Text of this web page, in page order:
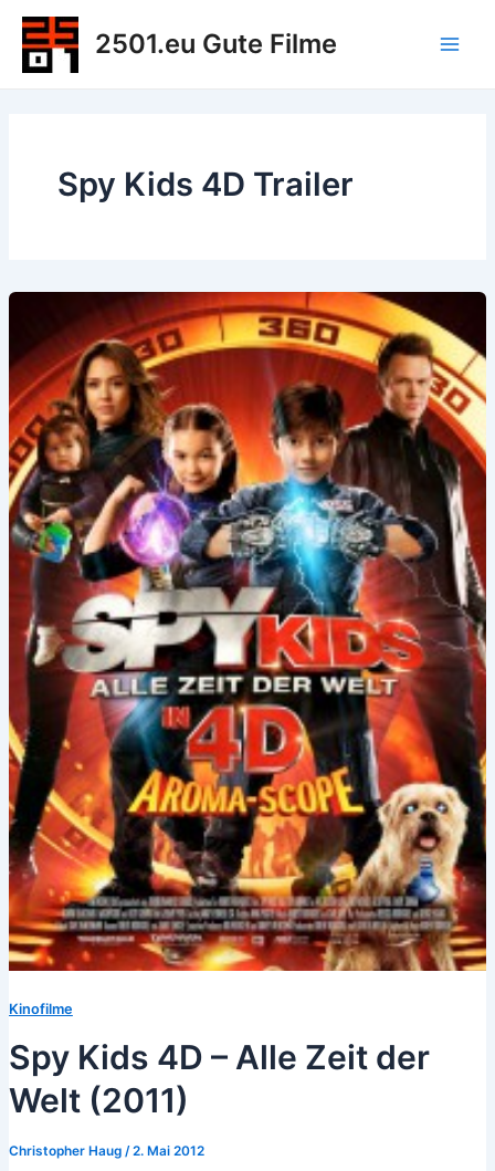
Zum
Inhalt
springen
2501.eu Gute Filme
Spy Kids 4D Trailer
Kinofilme
Spy Kids 4D – Alle Zeit der
Welt (2011)
Christopher Haug /2. Mai 2012